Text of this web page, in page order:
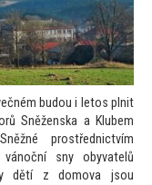
budou i letos plnit
Sněženska a Klubem
prostřednictvím
sny obyvatelů
dětí z domova jsou